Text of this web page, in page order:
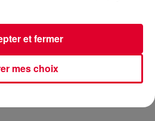
mes choix
et fermer